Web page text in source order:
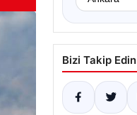
Bizi Takip Edin